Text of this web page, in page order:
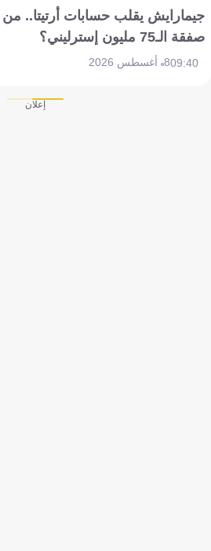
جيمارايش يقلب حسابات أرتيتا..
صفقة الـ75 مليون إسترليني؟
09:408 أغسطس 2026
إعلان